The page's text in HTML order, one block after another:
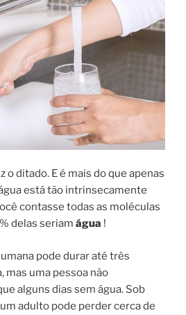
o ditado. E é mais do que apenas
está tão intrinsecamente
contasse todas as moléculas
delas seriam água !
pode durar até três
mas uma pessoa não
alguns dias sem água. Sob
adulto pode perder cerca de